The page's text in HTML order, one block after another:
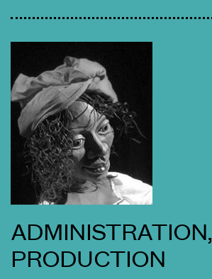
ADMINISTRATION,
PRODUCTION